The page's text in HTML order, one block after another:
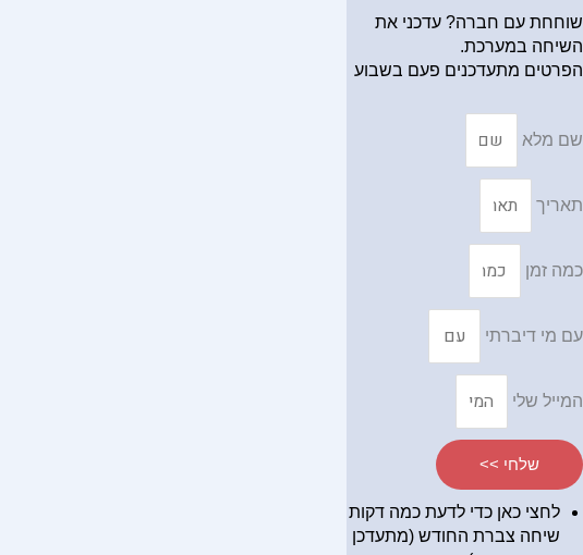
שוחחת עם חברה? עדכני את
השיחה במערכת.
הפרטים מתעדכנים פעם בשבוע
שם מלא
תאריך
כמה זמן
עם מי דיברתי
המייל שלי
שלחי >>
לחצי כאן כדי לדעת כמה דקות
שיחה צברת החודש (מתעדכן